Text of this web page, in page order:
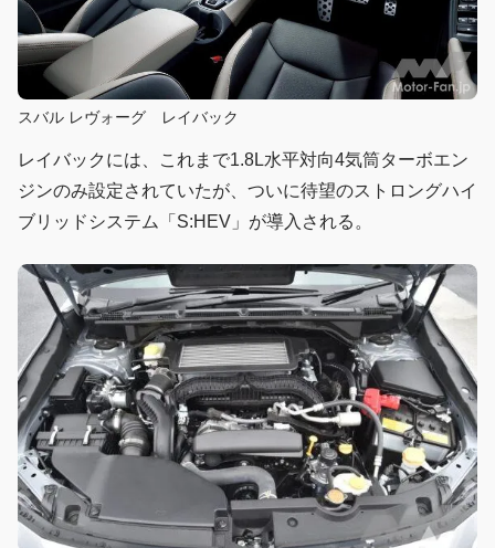
スバル レヴォーグ レイバック
レイバックには、これまで1.8L水平対向4気筒ターボエン
ジンのみ設定されていたが、ついに待望のストロングハイ
ブリッドシステム「S:HEV」が導入される。